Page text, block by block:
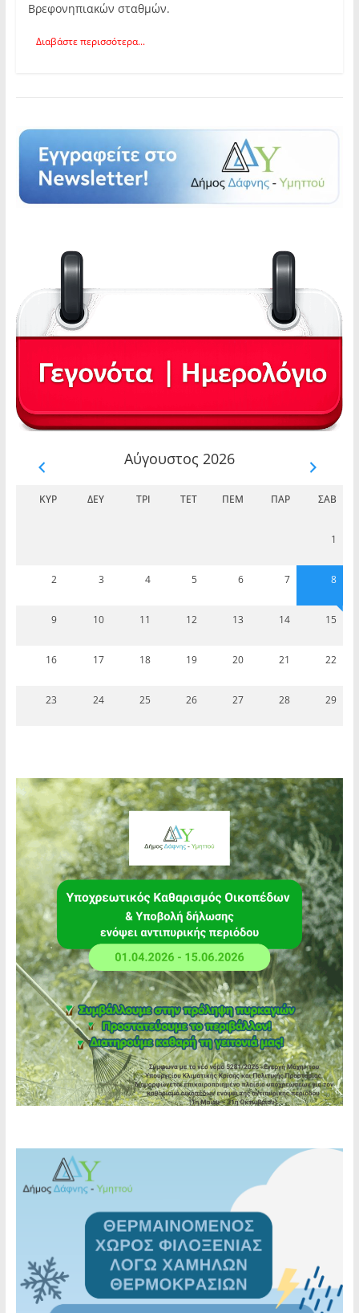
Βρεφονηπιακών σταθμών.
Διαβάστε περισσότερα...
Αύγουστος 2026
ΚΥΡ ΔΕΥ ΤΡΊ ΤΕΤ ΠΈΜ ΠΑΡ ΣΆΒ
1
2 3 4 5 6 7 8
9 10 11 12 13 14 15
16 17 18 19 20 21 22
23 24 25 26 27 28 29